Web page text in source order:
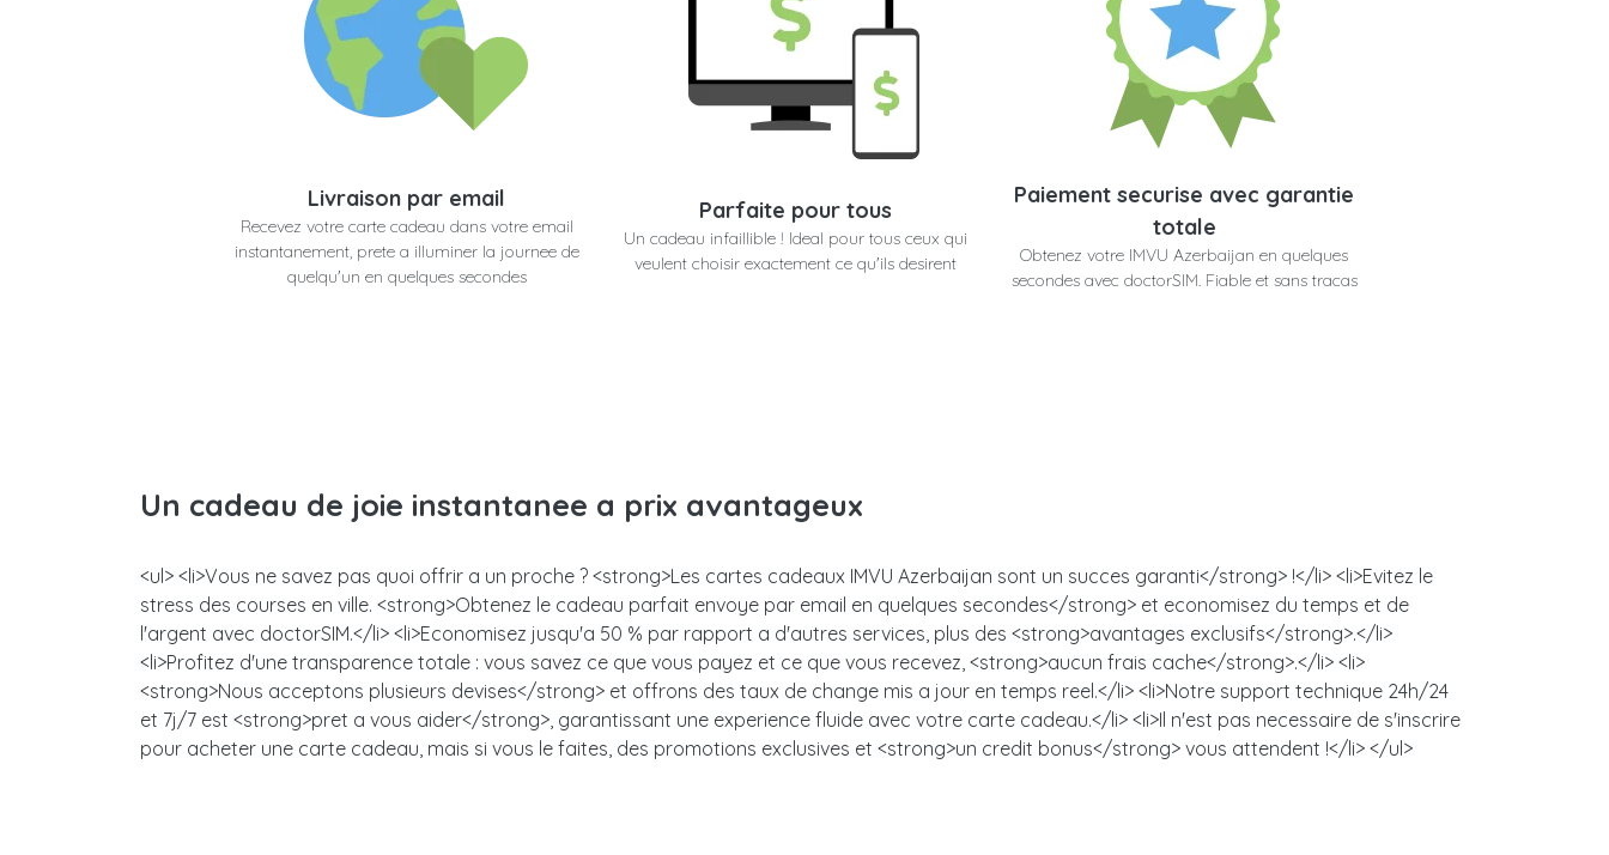
Livraison par email
Recevez votre carte cadeau dans votre email
instantanement, prete a illuminer la journee de
quelqu'un en quelques secondes
Parfaite pour tous
Un cadeau infaillible ! Ideal pour tous ceux qui
veulent choisir exactement ce qu'ils desirent
Paiement securise avec garantie
totale
Obtenez votre IMVU Azerbaijan en quelques
secondes avec doctorSIM. Fiable et sans tracas
Un cadeau de joie instantanee a prix avantageux
<ul> <li>Vous ne savez pas quoi offrir a un proche ? <strong>Les cartes cadeaux IMVU Azerbaijan sont un succes garanti</strong> !</li> <li>Evitez le
stress des courses en ville. <strong>Obtenez le cadeau parfait envoye par email en quelques secondes</strong> et economisez du temps et de
l'argent avec doctorSIM.</li> <li>Economisez jusqu'a 50 % par rapport a d'autres services, plus des <strong>avantages exclusifs</strong>.</li>
<li>Profitez d'une transparence totale : vous savez ce que vous payez et ce que vous recevez, <strong>aucun frais cache</strong>.</li> <li>
<strong>Nous acceptons plusieurs devises</strong> et offrons des taux de change mis a jour en temps reel.</li> <li>Notre support technique 24h/24
et 7j/7 est <strong>pret a vous aider</strong>, garantissant une experience fluide avec votre carte cadeau.</li> <li>Il n'est pas necessaire de s'inscrire
pour acheter une carte cadeau, mais si vous le faites, des promotions exclusives et <strong>un credit bonus</strong> vous attendent !</li> </ul>